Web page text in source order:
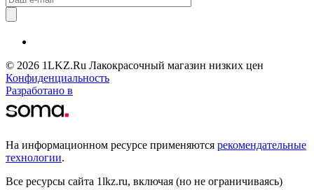
© 2026 1LKZ.Ru Лакокрасочный магазин низких цен
Конфиденциальность
Разработано в
На информационном ресурсе применяются рекомендательные
технологии.
Все ресурсы сайта 1lkz.ru, включая (но не ограничиваясь)